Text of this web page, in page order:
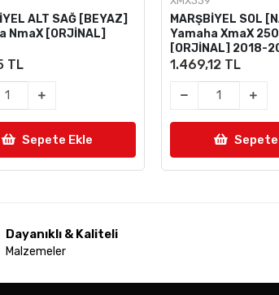
ALT SAĞ [BEYAZ]
NmaX [ORJİNAL]
TL
Sepete Ekle
MARŞBİYEL SOL
Yamaha XmaX
[ORJİNAL] 2018-
1.469,12 TL
Sepete
Dayanıklı & Kaliteli
Malzemeler